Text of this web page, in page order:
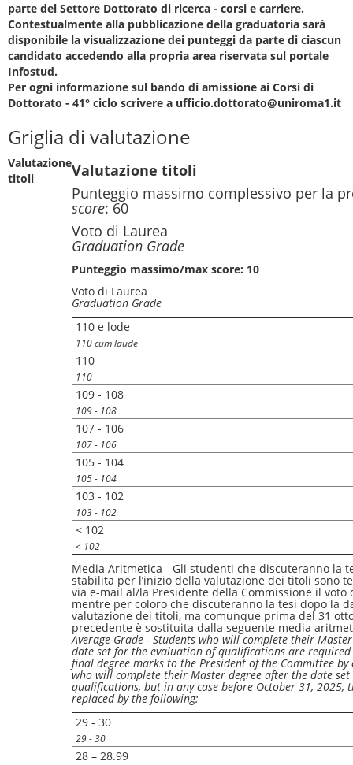
parte del Settore Dottorato di ricerca - corsi e carriere.
Contestualmente alla pubblicazione della graduatoria sarà
disponibile la visualizzazione dei punteggi da parte di ciascun
candidato accedendo alla propria area riservata sul portale
Infostud.
Per ogni informazione sul bando di amissione ai Corsi di
Dottorato - 41° ciclo scrivere a ufficio.dottorato@uniroma1.it
Griglia di valutazione
Valutazione
titoli
Valutazione titoli
Punteggio massimo complessivo per la
score: 60
Voto di Laurea
Graduation Grade
Punteggio massimo/max score: 10
Voto di Laurea
Graduation Grade
110 e lode
110 cum laude
110
110
109 - 108
109 - 108
107 - 106
107 - 106
105 - 104
105 - 104
103 - 102
103 - 102
< 102
< 102
Media Aritmetica - Gli studenti che discuteranno la
stabilita per l’inizio della valutazione dei titoli sono
via e-mail al/la Presidente della Commissione il voto
mentre per coloro che discuteranno la tesi dopo la
valutazione dei titoli, ma comunque prima del 31
precedente è sostituita dalla seguente media
Average Grade - Students who will complete their
date set for the evaluation of qualifications are
final degree marks to the President of the Committee by
who will complete their Master degree after the date
qualifications, but in any case before October 31, 2025,
replaced by the following:
29 - 30
29 - 30
28 – 28.99